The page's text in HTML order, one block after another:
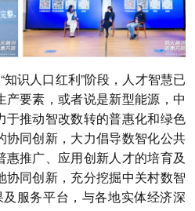
知识人口红利”阶段，人才智慧已
要素，或者说是新型能源，中
于推动智改数转的普惠化和绿色
协同创新，大力倡导数智化公共
惠推广、应用创新人才的培育及
协同创新，充分挖掘中关村数智
服务平台，与各地实体经济深